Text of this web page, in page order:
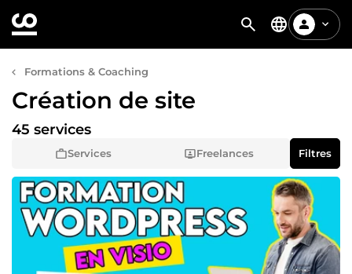
Formations & Coaching
Création de site
Services Freelances
45 services
Filtres